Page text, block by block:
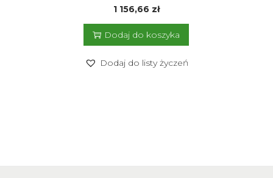
1 156,66 zł
Dodaj do koszyka
Dodaj do listy życzeń